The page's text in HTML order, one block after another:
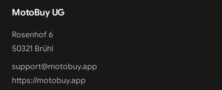
MotoBuy UG
Rosenhof 6
50321 Brühl
support@motobuy.app
https://motobuy.app